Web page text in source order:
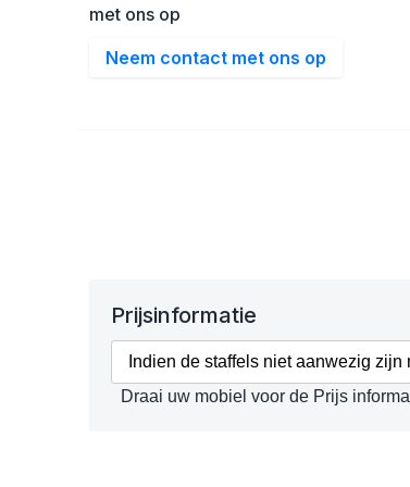
met ons op
Neem contact met ons op
Prijsinformatie
Indien de staffels niet aanwezig
Draai uw mobiel voor de Prijs